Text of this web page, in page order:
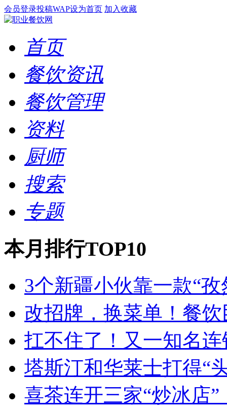
会员登录投稿WAP设为首页 加入收藏
首页
餐饮资讯
餐饮管理
资料
厨师
搜索
专题
本月排行TOP10
3个新疆小伙靠一款“
改招牌，换菜单！餐
扛不住了！又一知名
塔斯汀和华莱士打得“
喜茶连开三家“炒冰店